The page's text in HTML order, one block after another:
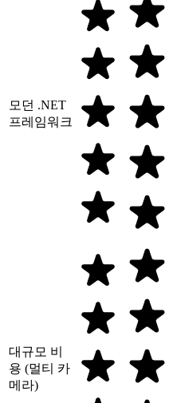
모던 .NET
프레임워크
대규모 비
용 (멀티 카
메라)